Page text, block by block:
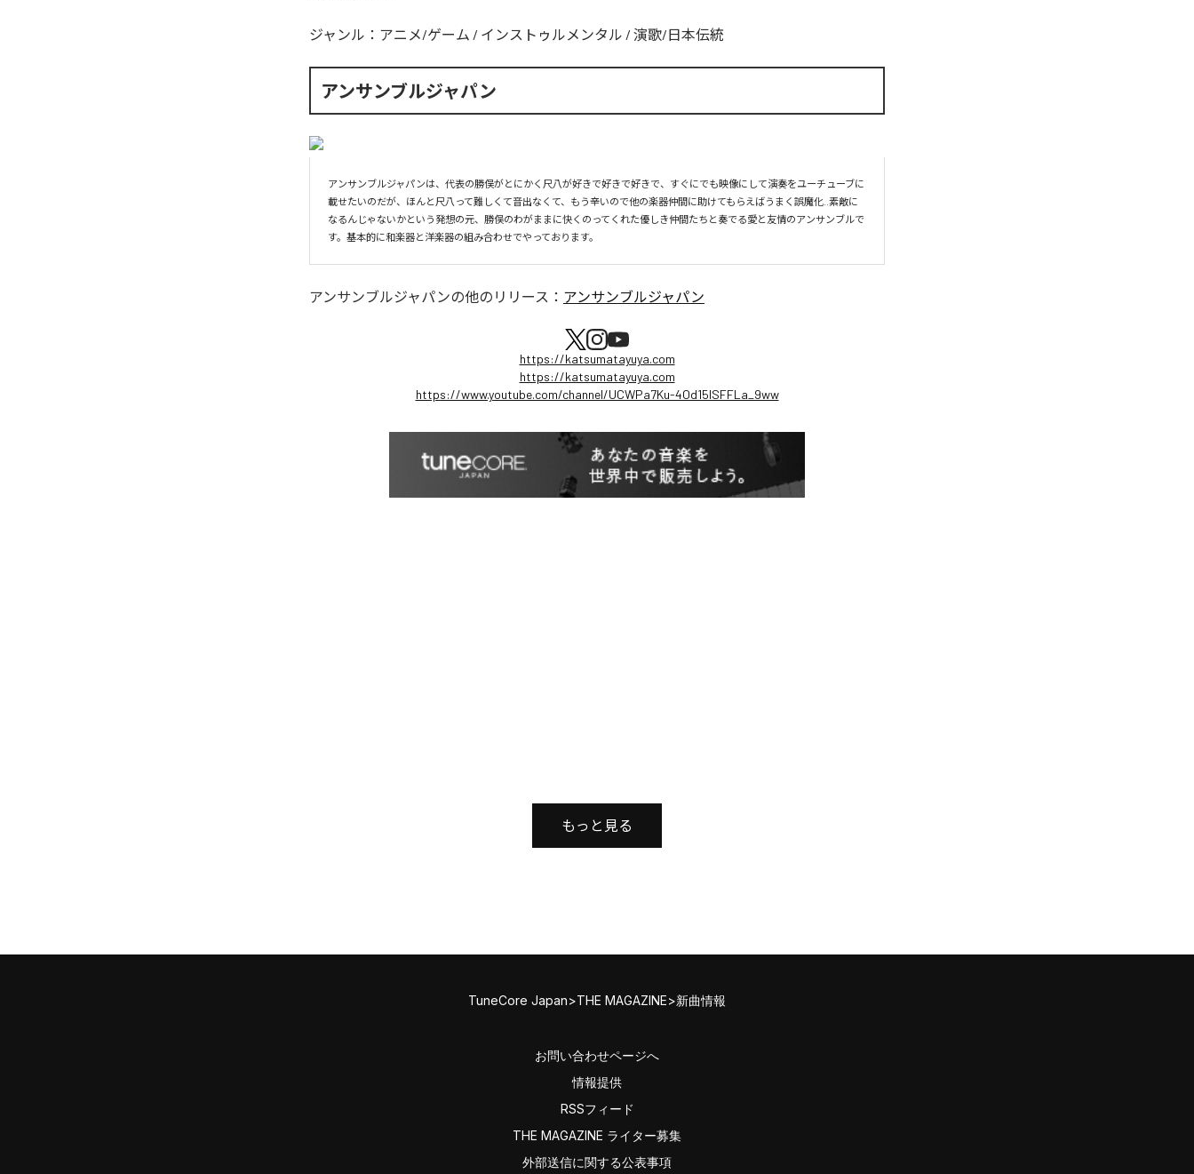
ジャンル： アニメ/ゲーム / インストゥルメンタル / 演歌/日本伝統
アンサンブルジャパン
アンサンブルジャパンは、代表の勝俣がとにかく尺八が好きで好きで好きで、すぐにでも映像にして演奏をユーチューブに
載せたいのだが、ほんと尺八って難しくて音出なくて、もう辛いので他の楽器仲間に助けてもらえばうまく誤魔化..素敵に
なるんじゃないかという発想の元、勝俣のわがままに快くのってくれた優しき仲間たちと奏でる愛と友情のアンサンブルで
す。基本的に和楽器と洋楽器の組み合わせでやっております。
アンサンブルジャパンの他のリリース： アンサンブルジャパン
https://katsumatayuya.com
https://katsumatayuya.com
https://www.youtube.com/channel/UCWPa7Ku-4Od15lSFFLa_9ww
もっと見る
TuneCore Japan>THE MAGAZINE>新曲情報
お問い合わせページへ
情報提供
RSSフィード
THE MAGAZINE ライター募集
外部送信に関する公表事項